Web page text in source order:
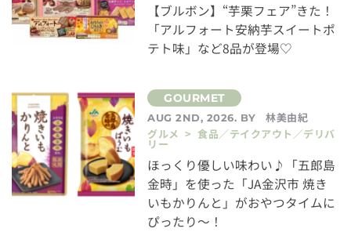
【ブルボン】“芋栗フェア”きた！
「アルフォート安納芋スイートポ
テト味」など8品が登場♡
AUG 2ND, 2026. BY
林美由紀
グルメ > 食品／テイクアウト／デリバ
リー
ほっくり優しい味わい♪「五郎島
金時」を使った「JA金沢市 焼き
いもかりんと」がおやつタイムに
ぴったり～！